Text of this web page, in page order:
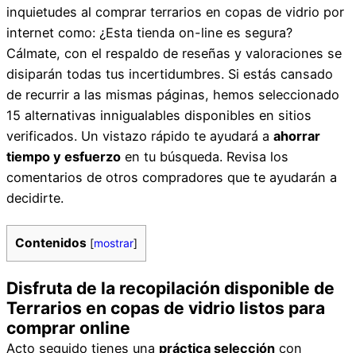
inquietudes al comprar terrarios en copas de vidrio por
internet como: ¿Esta tienda on-line es segura?
Cálmate, con el respaldo de reseñas y valoraciones se
disiparán todas tus incertidumbres. Si estás cansado
de recurrir a las mismas páginas, hemos seleccionado
15 alternativas innigualables disponibles en sitios
verificados. Un vistazo rápido te ayudará a ahorrar
tiempo y esfuerzo en tu búsqueda. Revisa los
comentarios de otros compradores que te ayudarán a
decidirte.
Contenidos [mostrar]
Disfruta de la recopilación disponible de
Terrarios en copas de vidrio listos para
comprar online
Acto seguido tienes una práctica selección con